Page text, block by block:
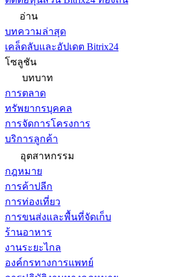
อ่าน
บทความล่าสุด
เคล็ดลับและอัปเดต Bitrix24
โซลูชัน
บทบาท
การตลาด
ทรัพยากรบุคคล
การจัดการโครงการ
บริการลูกค้า
อุตสาหกรรม
กฎหมาย
การค้าปลีก
การท่องเที่ยว
การขนส่งและพื้นที่จัดเก็บ
ร้านอาหาร
งานระยะไกล
องค์กรทางการแพทย์